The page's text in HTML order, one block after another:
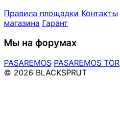
Правила площадки Контакты
магазина Гарант
Мы на форумах
PASAREMOS PASAREMOS TOR
© 2026 BLACKSPRUT